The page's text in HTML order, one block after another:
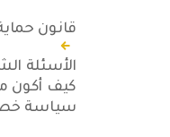
قانون
الأسئلة
كيف أكون
سياسة